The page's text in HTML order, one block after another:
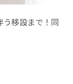
移設まで！同